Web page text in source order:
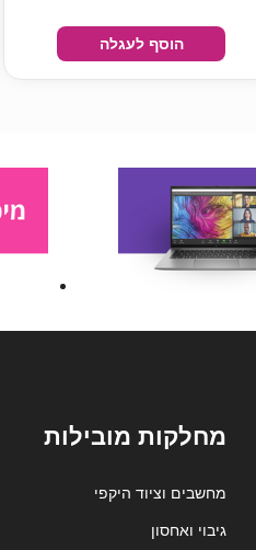
הוסף לעגלה
מחלקות מובילות
מחשבים וציוד היקפי
גיבוי ואחסון